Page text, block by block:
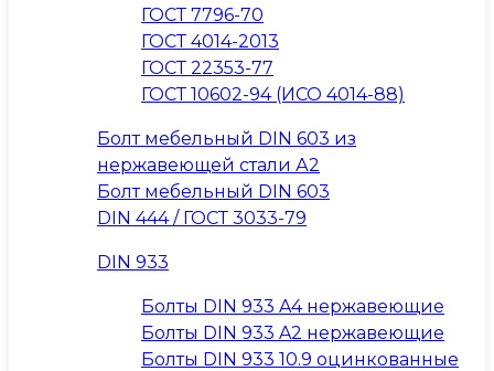
ГОСТ 7796-70
ГОСТ 4014-2013
ГОСТ 22353-77
ГОСТ 10602-94 (ИСО 4014-88)
Болт мебельный DIN 603 из
нержавеющей стали А2
Болт мебельный DIN 603
DIN 444 / ГОСТ 3033-79
DIN 933
Болты DIN 933 A4 нержавеющие
Болты DIN 933 A2 нержавеющие
Болты DIN 933 10.9 оцинкованные